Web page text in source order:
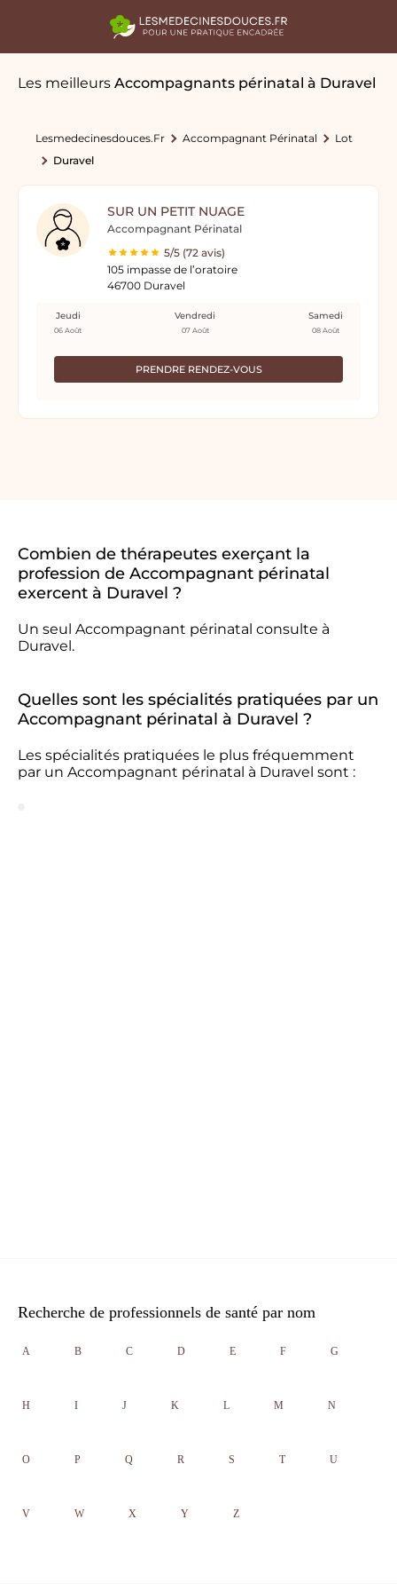
Les meilleurs Accompagnants périnatal à Duravel
Lesmedecinesdouces.fr Accompagnant Périnatal
Lot
Duravel
SUR UN PETIT NUAGE
Accompagnant Périnatal
5/5 (72 avis)
105 impasse de l’oratoire
46700 Duravel
PRENDRE RENDEZ-VOUS
Jeudi
06 Août
Vendredi
07 Août
Samedi
08 Août
Combien de thérapeutes exerçant la
profession de Accompagnant périnatal
exercent à Duravel ?
Un seul Accompagnant périnatal consulte à
Duravel.
Quelles sont les spécialités pratiquées par un
Accompagnant périnatal à Duravel ?
Les spécialités pratiquées le plus fréquemment
par un Accompagnant périnatal à Duravel sont :
Recherche de professionnels de santé par nom
A B C D E F G
H I J K L M N
O P Q R S T U
V W X Y Z